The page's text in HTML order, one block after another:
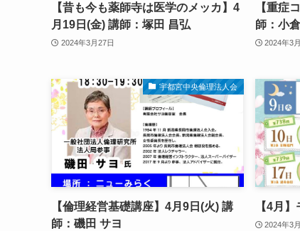
【昔も今も薬師寺は医学のメッカ】4
月19日(金) 講師：塚田 昌弘
2024年3月27日
【重症
師：小
2024年3
宇都宮中央倫理法人会
【倫理経営基礎講座】4月9日(火) 講
師：磯田 サヨ
【4月
2024年3